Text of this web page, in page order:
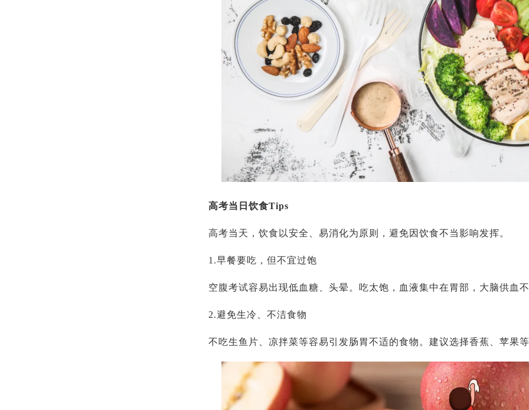
高考当日饮食Tips
高考当天，饮食以安全、易消化为原则，避免因饮食不当影响发挥。
1.早餐要吃，但不宜过饱
空腹考试容易出现低血糖、头晕。吃太饱，血液集中在胃部，大脑供血不
2.避免生冷、不洁食物
不吃生鱼片、凉拌菜等容易引发肠胃不适的食物。建议选择香蕉、苹果